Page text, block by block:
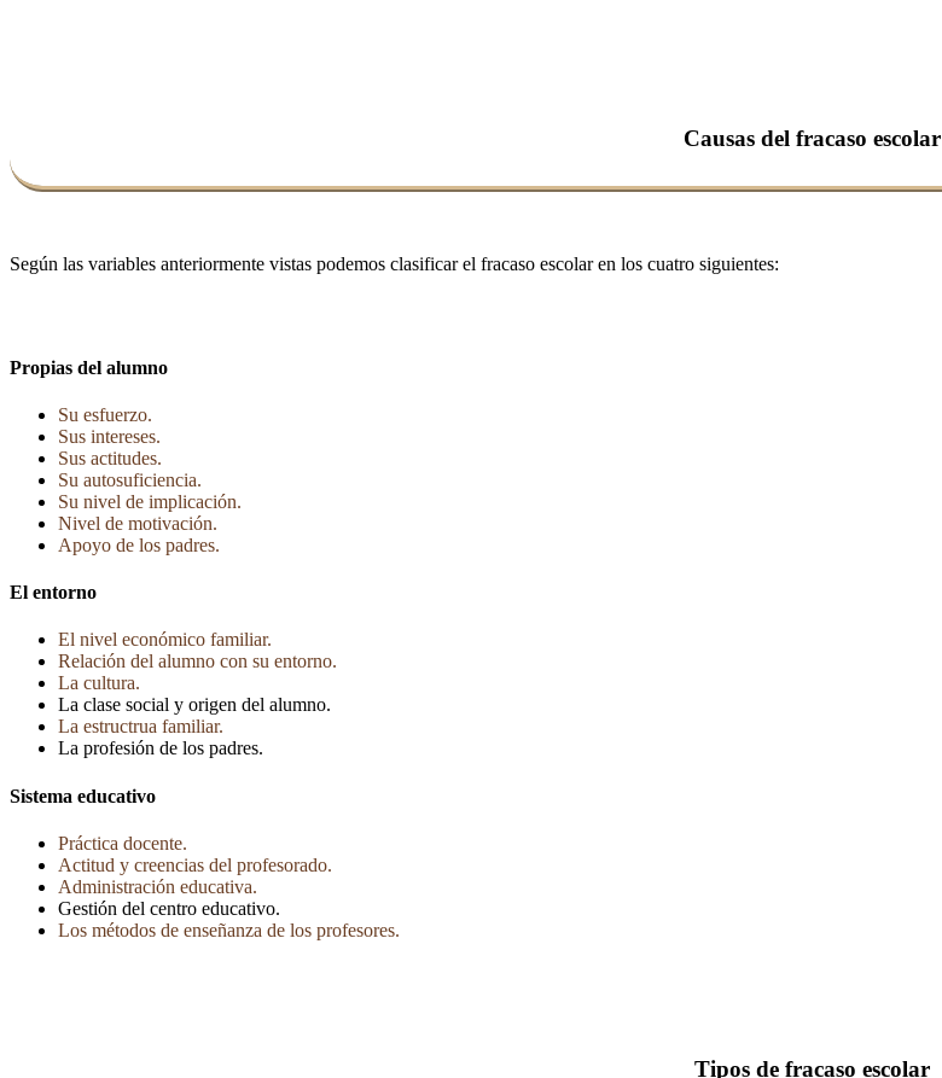
Causas del fracaso escolar
Según las variables anteriormente vistas podemos clasificar el fracaso escolar en los cuatro siguientes:
Propias del alumno
Su esfuerzo.
Sus intereses.
Sus actitudes.
Su autosuficiencia.
Su nivel de implicación.
Nivel de motivación.
Apoyo de los padres.
El entorno
El nivel económico familiar.
Relación del alumno con su entorno.
La cultura.
La clase social y origen del alumno.
La estructrua familiar.
La profesión de los padres.
Sistema educativo
Práctica docente.
Actitud y creencias del profesorado.
Administración educativa.
Gestión del centro educativo.
Los métodos de enseñanza de los profesores.
Tipos de fracaso escolar